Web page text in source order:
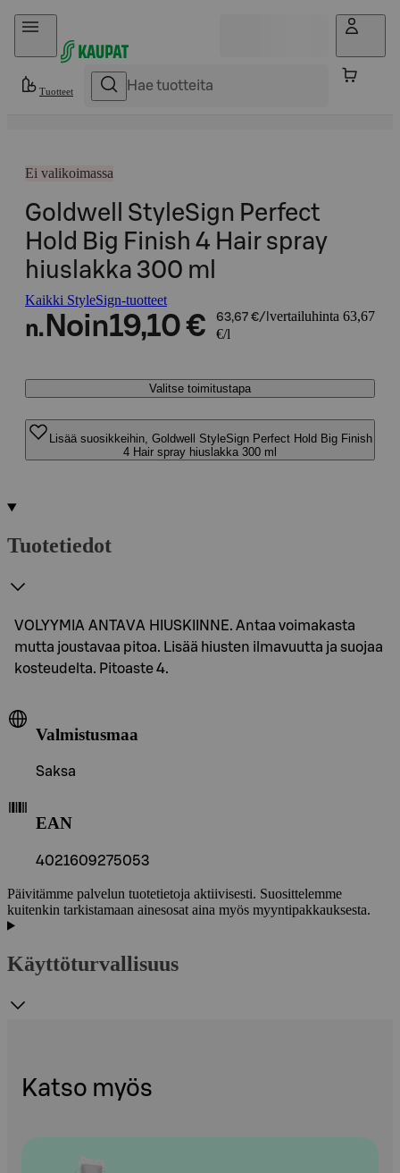
Hyppää sisältöön
Tuotteet
Ei valikoimassa
Goldwell StyleSign Perfect
Hold Big Finish 4 Hair spray
hiuslakka 300 ml
Kaikki StyleSign-tuotteet
n. Noin19,10 € 63,67 €/l vertailuhinta 63,67
€/l
Valitse toimitustapa
Lisää suosikkeihin, Goldwell StyleSign Perfect Hold Big Finish
4 Hair spray hiuslakka 300 ml
Tuotetiedot
VOLYYMIA ANTAVA HIUSKIINNE. Antaa voimakasta
mutta joustavaa pitoa. Lisää hiusten ilmavuutta ja suojaa
kosteudelta. Pitoaste 4.
Valmistusmaa
Saksa
EAN
4021609275053
Päivitämme palvelun tuotetietoja aktiivisesti. Suosittelemme
kuitenkin tarkistamaan ainesosat aina myös myyntipakkauksesta.
Käyttöturvallisuus
Katso myös